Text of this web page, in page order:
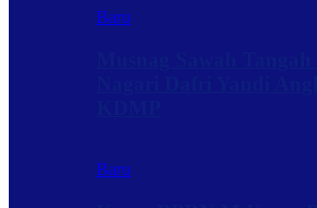
Baru
Baru